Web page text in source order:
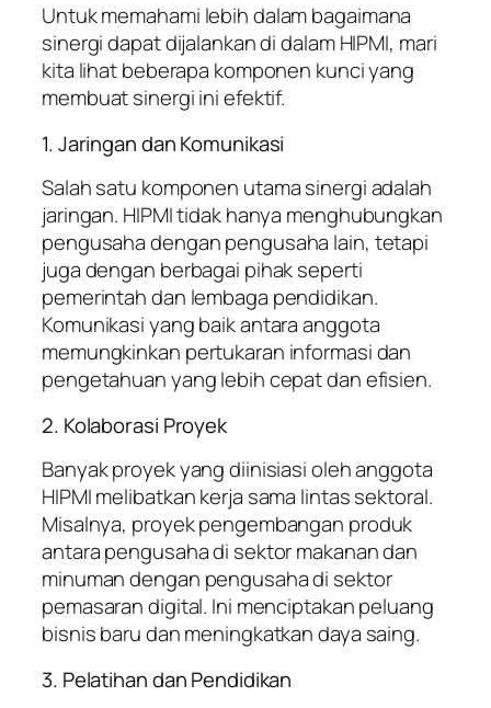
Untuk memahami lebih dalam bagaimana
sinergi dapat dijalankan di dalam HIPMI, mari
kita lihat beberapa komponen kunci yang
membuat sinergi ini efektif.
1. Jaringan dan Komunikasi
Salah satu komponen utama sinergi adalah
jaringan. HIPMI tidak hanya menghubungkan
pengusaha dengan pengusaha lain, tetapi
juga dengan berbagai pihak seperti
pemerintah dan lembaga pendidikan.
Komunikasi yang baik antara anggota
memungkinkan pertukaran informasi dan
pengetahuan yang lebih cepat dan efisien.
2. Kolaborasi Proyek
Banyak proyek yang diinisiasi oleh anggota
HIPMI melibatkan kerja sama lintas sektoral.
Misalnya, proyek pengembangan produk
antara pengusaha di sektor makanan dan
minuman dengan pengusaha di sektor
pemasaran digital. Ini menciptakan peluang
bisnis baru dan meningkatkan daya saing.
3. Pelatihan dan Pendidikan